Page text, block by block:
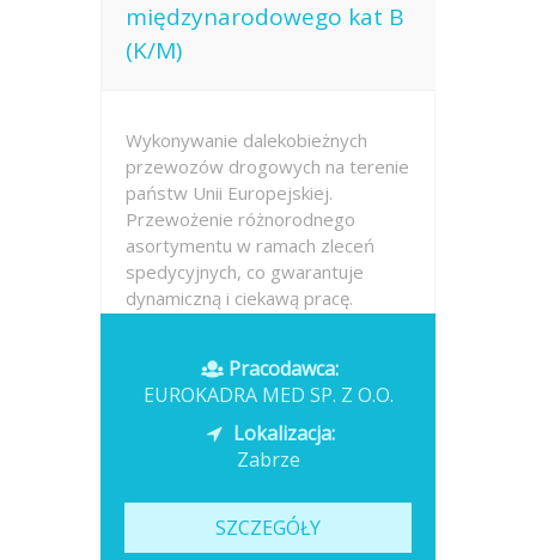
międzynarodowego kat B
(K/M)
Wykonywanie dalekobieżnych
przewozów drogowych na terenie
państw Unii Europejskiej.
Przewożenie różnorodnego
asortymentu w ramach zleceń
spedycyjnych, co gwarantuje
dynamiczną i ciekawą pracę.
Opublikowano: dzisiaj
Pracodawca:
EUROKADRA MED SP. Z O.O.
Lokalizacja:
Zabrze
SZCZEGÓŁY